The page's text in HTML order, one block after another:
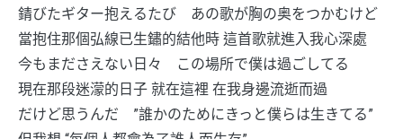
錆びたギター抱えるたび あの歌が胸の奥をつかむけど
當抱住那個弘線已生鏽的結他時 這首歌就進入我心深處
今もまださえない日々 この場所で僕は過ごしてる
現在那段迷濛的日子 就在這裡 在我身邊流逝而過
だけど思うんだ ”誰かのためにきっと僕らは生きてる”